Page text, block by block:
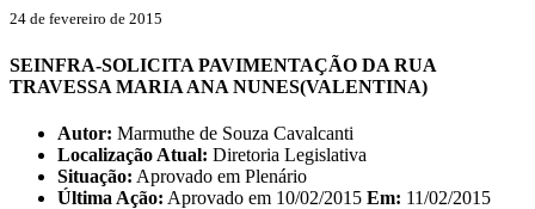
24 de fevereiro de 2015
SEINFRA-SOLICITA PAVIMENTAÇÃO DA RUA
TRAVESSA MARIA ANA NUNES(VALENTINA)
Autor: Marmuthe de Souza Cavalcanti
Localização Atual: Diretoria Legislativa
Situação: Aprovado em Plenário
Última Ação: Aprovado em 10/02/2015 Em: 11/02/2015